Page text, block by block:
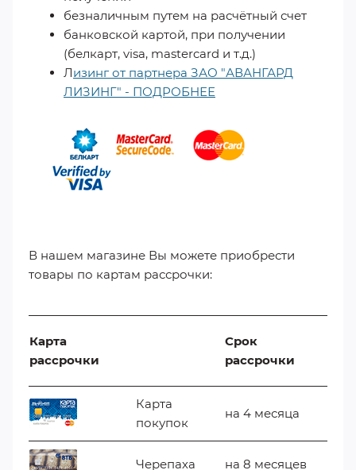
безналичным путем на расчётный счет
банковской картой, при получении
(белкарт, visa, mastercard и т.д.)
Лизинг от партнера ЗАО "АВАНГАРД
ЛИЗИНГ" - ПОДРОБНЕЕ
В нашем магазине Вы можете приобрести
товары по картам рассрочки:
Карта
рассрочки
Срок
рассрочки
Карта
покупок
на 4 месяца
Черепаха на 8 месяцев